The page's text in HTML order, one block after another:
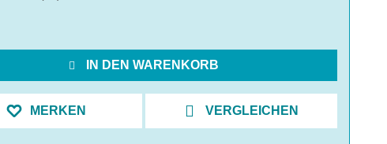
IN DEN WARENKORB
MERKEN VERGLEICHEN